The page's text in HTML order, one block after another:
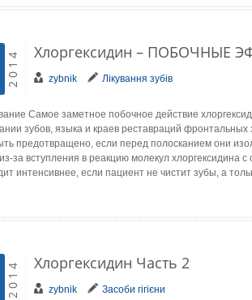
2014 Хлоргексидин – ПОБОЧНЫЕ
zybnik Лікування зубів
Самое заметное побочное действие
зубов, языка и краев реставраций фронталь­ных
предотвращено, если перед полосканием они
за вступления в реакцию молекул хлоргексидина
интенсивнее, если пациент не чистит зубы, а
2014 Хлоргексидин Часть 2
zybnik Засоби гігієни